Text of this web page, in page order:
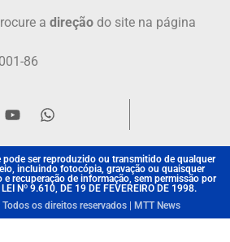
a direção do site na página
86
ser reproduzido ou transmitido de qualquer
incluindo fotocópia, gravação ou quaisquer
e recuperação de informação, sem permissão por
Nº 9.610, DE 19 DE FEVEREIRO DE 1998.
os direitos reservados | MTT News